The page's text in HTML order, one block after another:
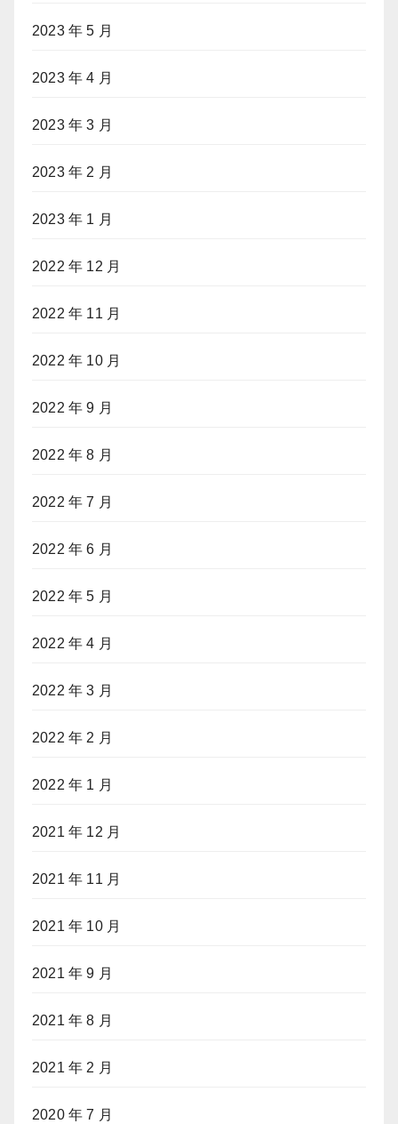
2023 年 5 月
2023 年 4 月
2023 年 3 月
2023 年 2 月
2023 年 1 月
2022 年 12 月
2022 年 11 月
2022 年 10 月
2022 年 9 月
2022 年 8 月
2022 年 7 月
2022 年 6 月
2022 年 5 月
2022 年 4 月
2022 年 3 月
2022 年 2 月
2022 年 1 月
2021 年 12 月
2021 年 11 月
2021 年 10 月
2021 年 9 月
2021 年 8 月
2021 年 2 月
2020 年 7 月